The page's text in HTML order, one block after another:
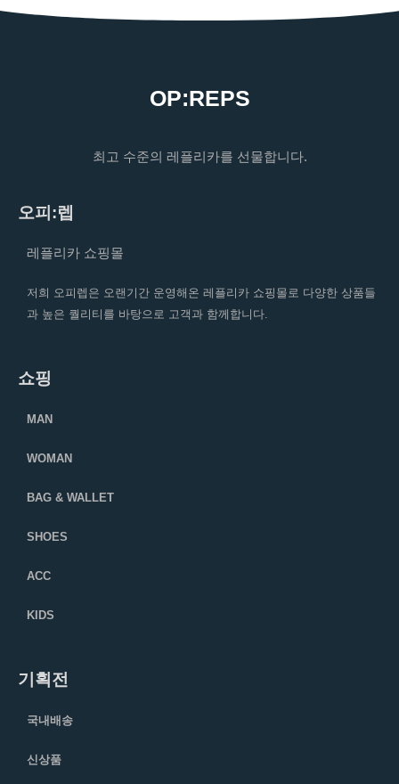
OP:REPS
최고 수준의 레플리카를 선물합니다.
오피:렙
레플리카 쇼핑몰
저희 오피렙은 오랜기간 운영해온 레플리카 쇼핑몰로 다양한 상품들
과 높은 퀄리티를 바탕으로 고객과 함께합니다.
쇼핑
MAN
WOMAN
BAG & WALLET
SHOES
ACC
KIDS
기획전
국내배송
신상품